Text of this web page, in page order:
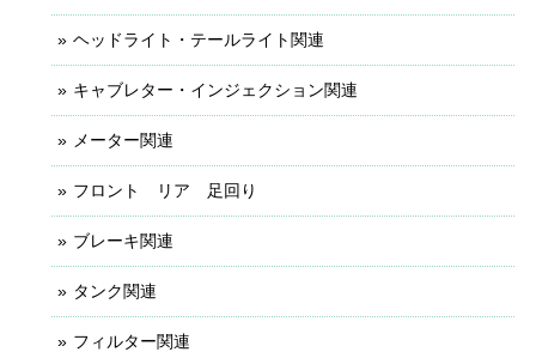
ヘッドライト・テールライト関連
キャブレター・インジェクション関連
メーター関連
フロント リア 足回り
ブレーキ関連
タンク関連
フィルター関連